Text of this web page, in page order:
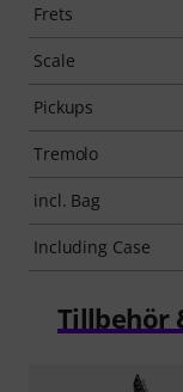
Frets
Scale
Pickups
Tremolo
incl. Bag
Including Case
Tillbehör